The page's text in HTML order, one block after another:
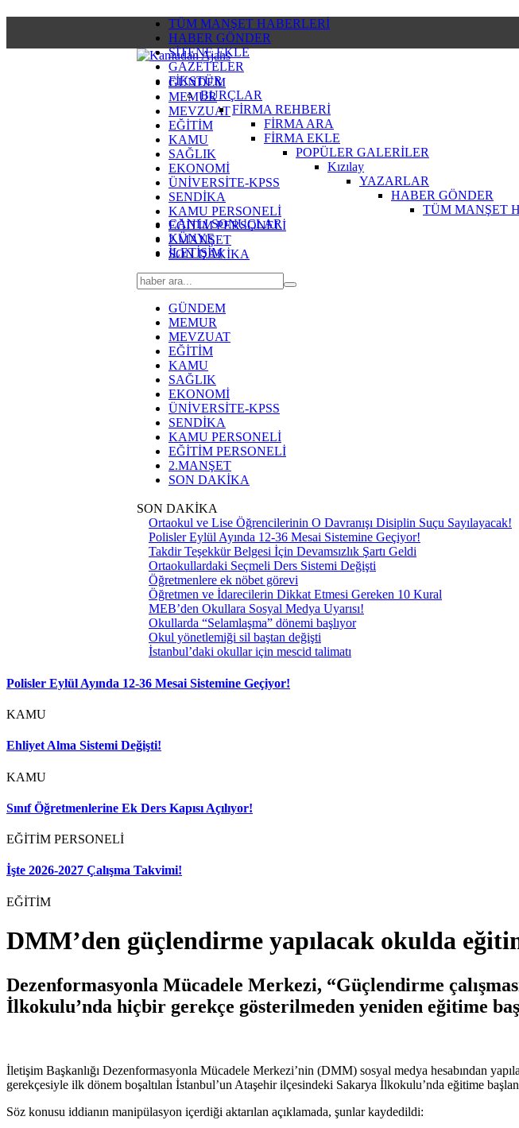
TÜM MANŞET HABERLERİ
HABER GÖNDER
SİTENE EKLE
GAZETELER
FİKSTÜR
BURÇLAR
FİRMA REHBERİ
FİRMA ARA
FİRMA EKLE
POPÜLER GALERİLER
Kızılay
YAZARLAR
HABER GÖNDER
TÜM MANŞET
CANLI SONUÇLAR
KÜNYE
İLETİŞİM
GÜNDEM
MEMUR
MEVZUAT
EĞİTİM
KAMU
SAĞLIK
EKONOMİ
ÜNİVERSİTE-KPSS
SENDİKA
KAMU PERSONELİ
EĞİTİM PERSONELİ
2.MANŞET
SON DAKİKA
GÜNDEM
MEMUR
MEVZUAT
EĞİTİM
KAMU
SAĞLIK
EKONOMİ
ÜNİVERSİTE-KPSS
SENDİKA
KAMU PERSONELİ
EĞİTİM PERSONELİ
2.MANŞET
SON DAKİKA
SON DAKİKA
Ortaokul ve Lise Öğrencilerinin O Davranışı Disiplin Suçu Sayılayacak!
Polisler Eylül Ayında 12-36 Mesai Sistemine Geçiyor!
Takdir Teşekkür Belgesi İçin Devamsızlık Şartı Geldi
Ortaokullardaki Seçmeli Ders Sistemi Değişti
Öğretmenlere ek nöbet görevi
Öğretmen ve İdarecilerin Dikkat Etmesi Gereken 10 Kural
MEB’den Okullara Sosyal Medya Uyarısı!
Okullarda “Selamlaşma” dönemi başlıyor
Okul yönetlemiği sil baştan değişti
İstanbul’daki okullar için mescid talimatı
Polisler Eylül Ayında 12-36 Mesai Sistemine Geçiyor!
KAMU
Ehliyet Alma Sistemi Değişti!
KAMU
Sınıf Öğretmenlerine Ek Ders Kapısı Açılıyor!
EĞİTİM PERSONELİ
İşte 2026-2027 Çalışma Takvimi!
EĞİTİM
DMM’den güçlendirme yapılacak okulda
Dezenformasyonla Mücadele Merkezi, “Güçlendirme
İlkokulu’nda hiçbir gerekçe gösterilmeden yeniden eğitime
İletişim Başkanlığı Dezenformasyonla Mücadele Merkezi’nin (DMM) sosyal medya hesabından
gerekçesiyle ilk dönem boşaltılan İstanbul’un Ataşehir ilçesindeki Sakarya İlkokulu’nda eğitime
Söz konusu iddianın manipülasyon içerdiği aktarılan açıklamada, şunlar kaydedildi: